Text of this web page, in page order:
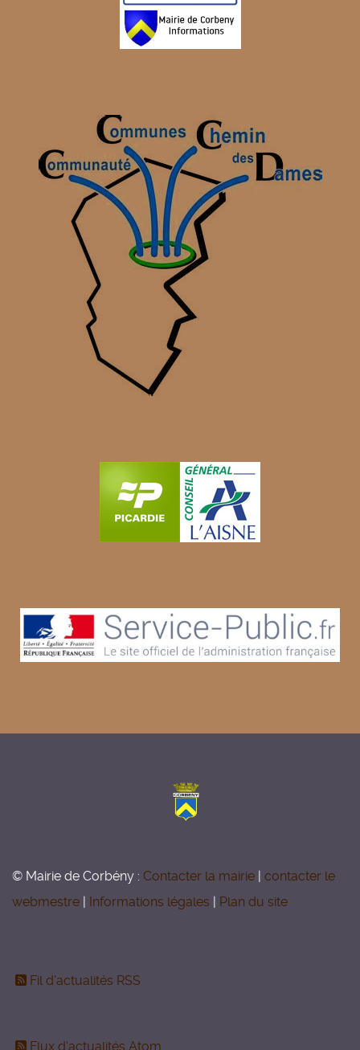
© Mairie de Corbény : Contacter la mairie | contacter le
webmestre | Informations légales | Plan du site
Fil d'actualités RSS
Flux d'actualités Atom